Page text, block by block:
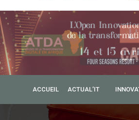
ACCUEIL ACTUAL’IT